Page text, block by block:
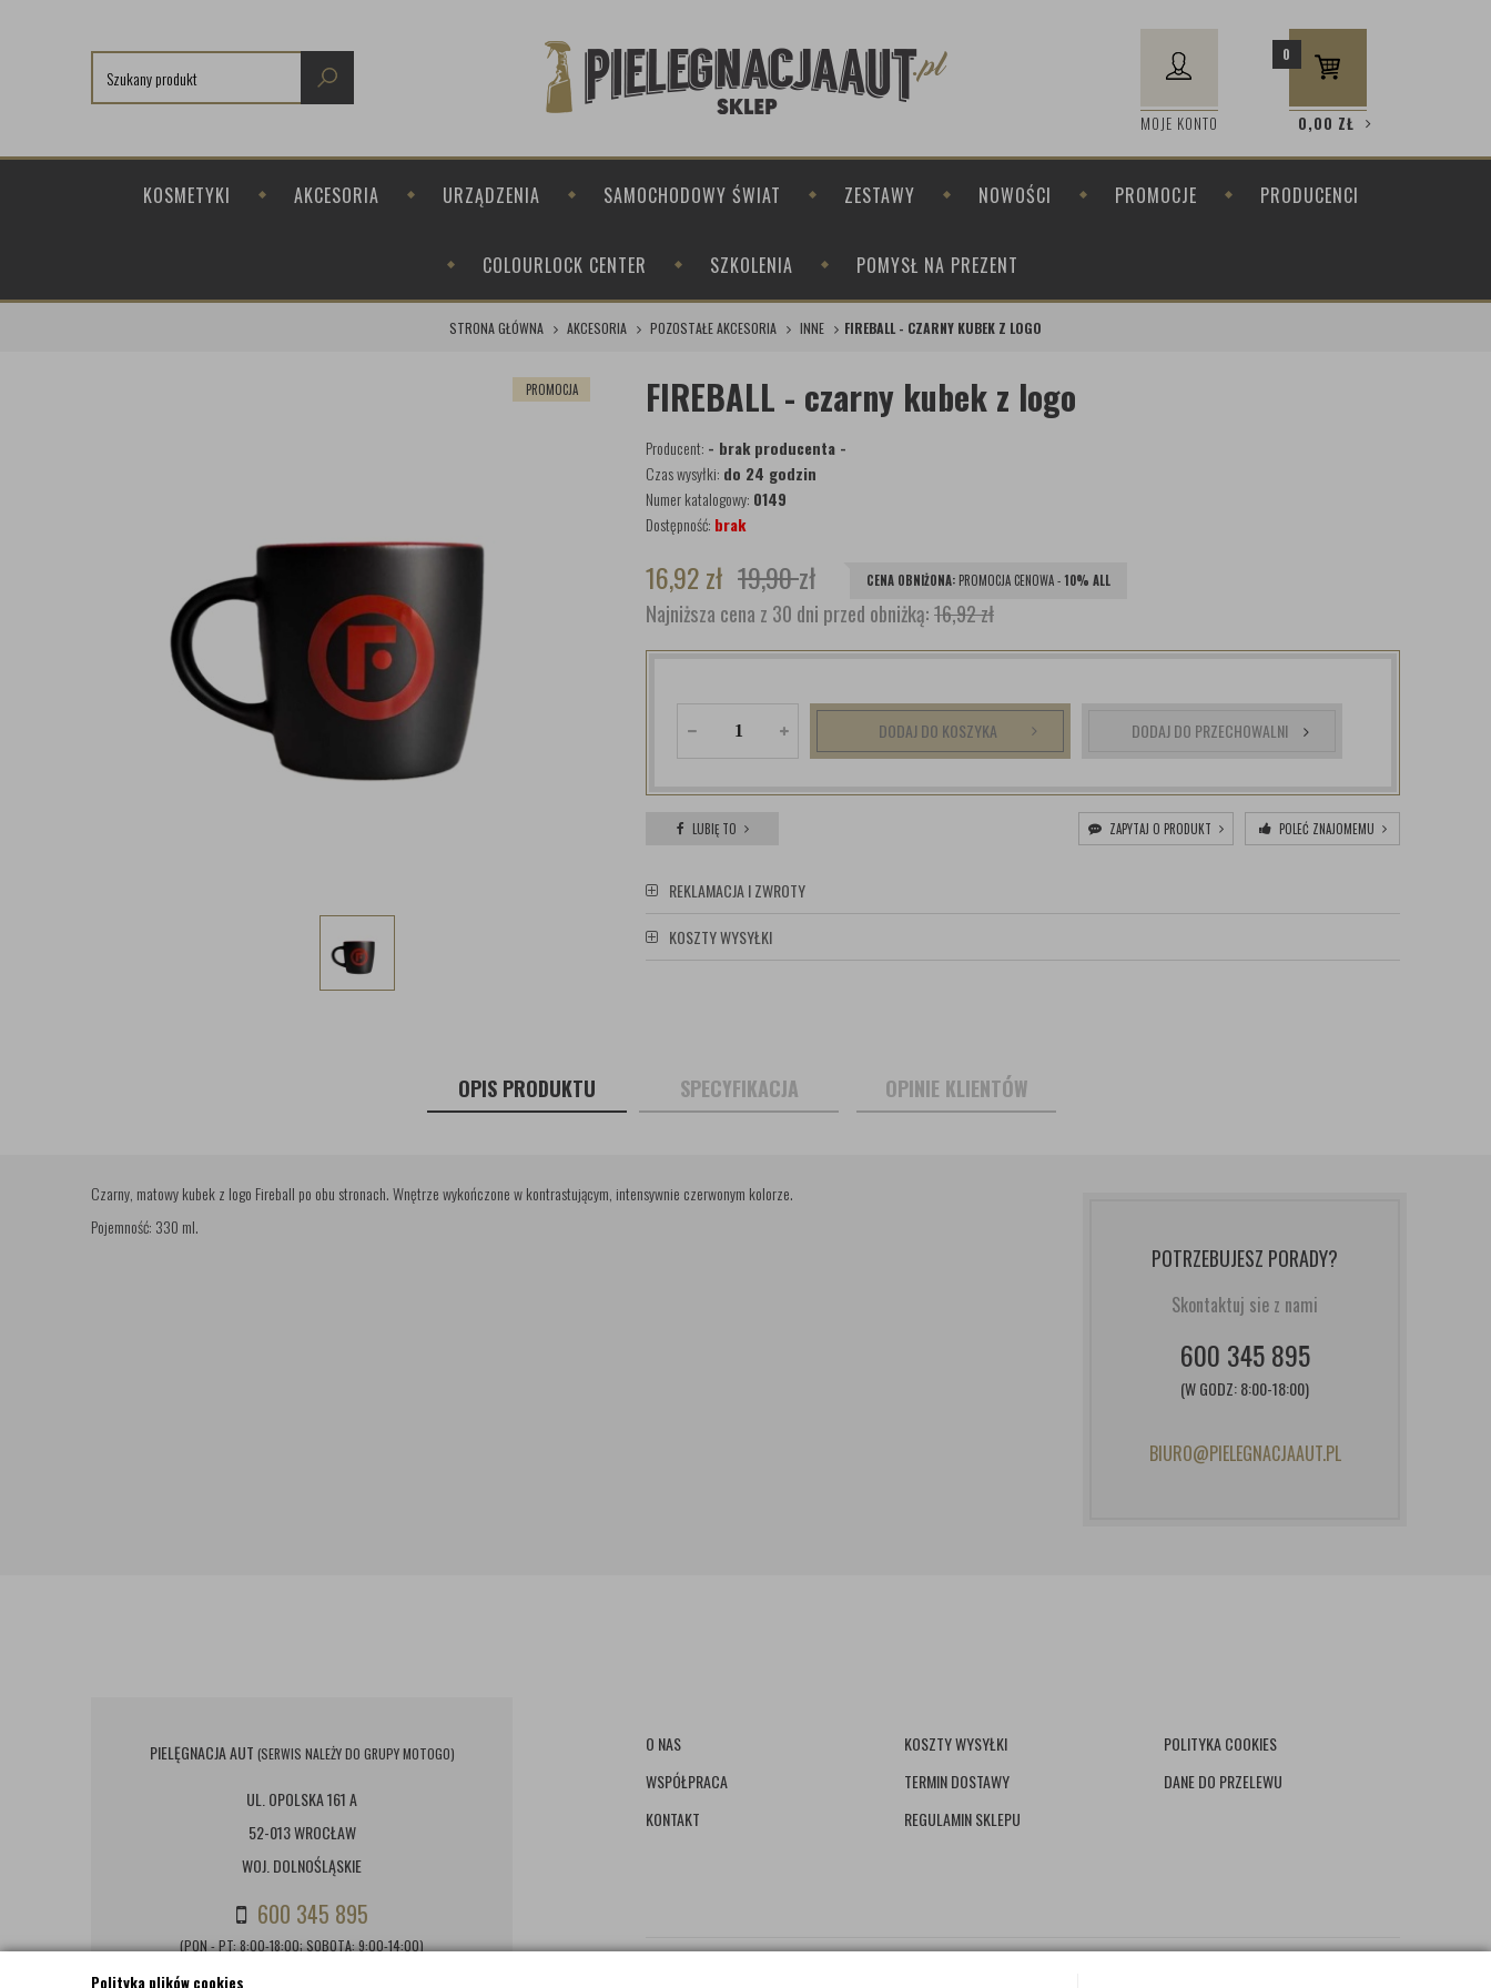
Polityka plików cookies
MOJE KONTO
0
0,00 ZŁ
KOSMETYKI AKCESORIA URZĄDZENIA SAMOCHODOWY ŚWIAT ZESTAWY NOWOŚCI PROMOCJE PRODUCENCI
COLOURLOCK CENTER SZKOLENIA POMYSŁ NA PREZENT
STRONA GŁÓWNA AKCESORIA POZOSTAŁE AKCESORIA INNE FIREBALL - CZARNY KUBEK Z LOGO
PROMOCJA FIREBALL - czarny kubek z logo
Producent: - brak producenta -
Czas wysyłki: do 24 godzin
Numer katalogowy: 0149
Dostępność: brak
16,92zł 19,90zł CENA OBNIŻONA: PROMOCJA CENOWA -10% ALL
Najniższa cena z 30 dni przed obniżką:16,92 zł
DODAJ DO KOSZYKA DODAJ DO PRZECHOWALNI
LUBIĘ TO ZAPYTAJ O PRODUKT POLEĆ ZNAJOMEMU
REKLAMACJA I ZWROTY
KOSZTY WYSYŁKI
OPIS PRODUKTU SPECYFIKACJA OPINIE KLIENTÓW
Czarny, matowy kubek z logo Fireball po obu stronach. Wnętrze wykończone w kontrastującym, intensywnie czerwonym kolorze.
Pojemność: 330 ml.
POTRZEBUJESZ PORADY?
Skontaktuj sie z nami
600 345 895
(W GODZ: 8:00-18:00)
BIURO@PIELEGNACJAAUT.PL
PIELĘGNACJA AUT (SERWIS NALEŻY DO GRUPY MOTOGO)
UL. OPOLSKA 161 A
52-013 WROCŁAW
WOJ. DOLNOŚLĄSKIE
600 345 895
(PON - PT: 8:00-18:00; SOBOTA: 9:00-14:00)
O NAS
WSPÓŁPRACA
KONTAKT
KOSZTY WYSYŁKI
TERMIN DOSTAWY
REGULAMIN SKLEPU
POLITYKA COOKIES
DANE DO PRZELEWU